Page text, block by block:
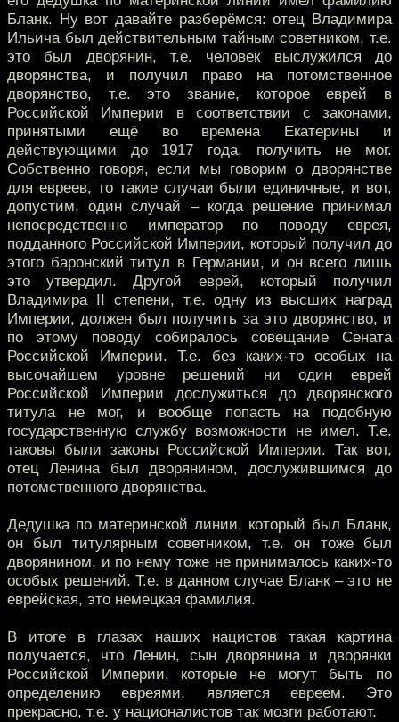
Бланк. Ну вот давайте разберёмся: отец Владимира
Ильича был действительным тайным советником, т.е.
это был дворянин, т.е. человек выслужился до
дворянства, и получил право на потомственное
дворянство, т.е. это звание, которое еврей в
Российской Империи в соответствии с законами,
принятыми ещё во времена Екатерины и
действующими до 1917 года, получить не мог.
Собственно говоря, если мы говорим о дворянстве
для евреев, то такие случаи были единичные, и вот,
допустим, один случай – когда решение принимал
непосредственно император по поводу еврея,
подданного Российской Империи, который получил до
этого баронский титул в Германии, и он всего лишь
это утвердил. Другой еврей, который получил
Владимира II степени, т.е. одну из высших наград
Империи, должен был получить за это дворянство, и
по этому поводу собиралось совещание Сената
Российской Империи. Т.е. без каких-то особых на
высочайшем уровне решений ни один еврей
Российской Империи дослужиться до дворянского
титула не мог, и вообще попасть на подобную
государственную службу возможности не имел. Т.е.
таковы были законы Российской Империи. Так вот,
отец Ленина был дворянином, дослужившимся до
потомственного дворянства.
Дедушка по материнской линии, который был Бланк,
он был титулярным советником, т.е. он тоже был
дворянином, и по нему тоже не принималось каких-то
особых решений. Т.е. в данном случае Бланк – это не
еврейская, это немецкая фамилия.
В итоге в глазах наших нацистов такая картина
получается, что Ленин, сын дворянина и дворянки
Российской Империи, которые не могут быть по
определению евреями, является евреем. Это
прекрасно, т.е. у националистов так мозги работают.